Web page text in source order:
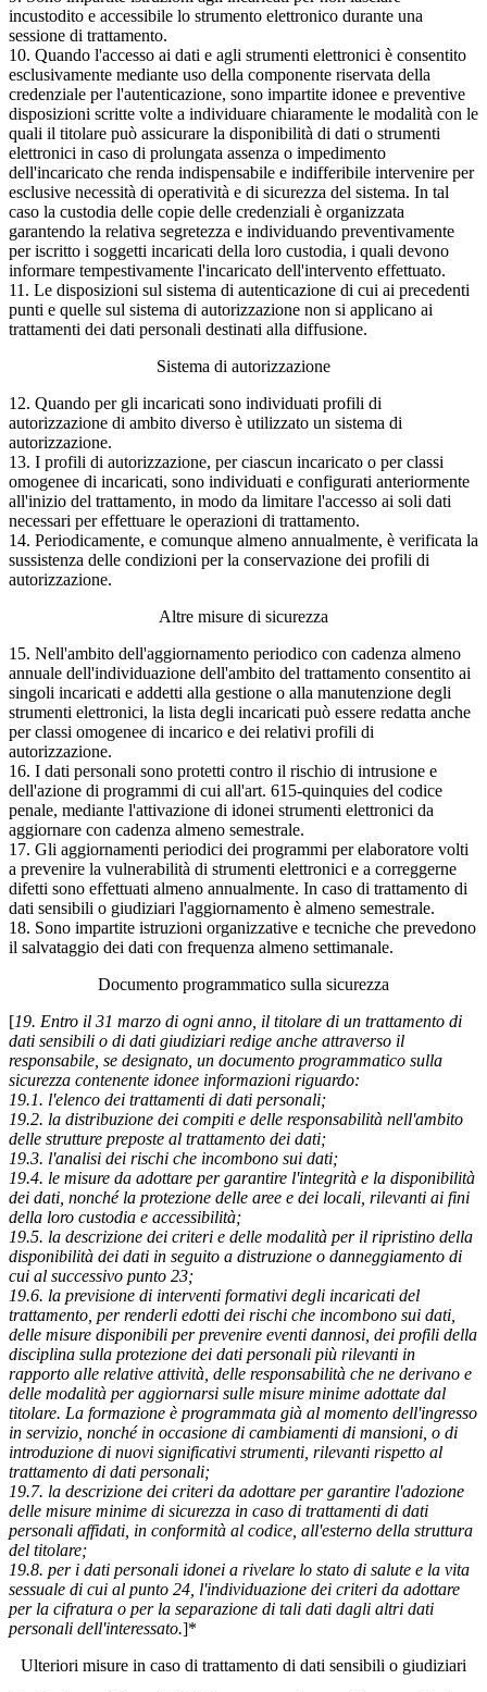
incustodito e accessibile lo strumento elettronico durante una
sessione di trattamento.
10. Quando l'accesso ai dati e agli strumenti elettronici è consentito
esclusivamente mediante uso della componente riservata della
credenziale per l'autenticazione, sono impartite idonee e preventive
disposizioni scritte volte a individuare chiaramente le modalità con le
quali il titolare può assicurare la disponibilità di dati o strumenti
elettronici in caso di prolungata assenza o impedimento
dell'incaricato che renda indispensabile e indifferibile intervenire per
esclusive necessità di operatività e di sicurezza del sistema. In tal
caso la custodia delle copie delle credenziali è organizzata
garantendo la relativa segretezza e individuando preventivamente
per iscritto i soggetti incaricati della loro custodia, i quali devono
informare tempestivamente l'incaricato dell'intervento effettuato.
11. Le disposizioni sul sistema di autenticazione di cui ai precedenti
punti e quelle sul sistema di autorizzazione non si applicano ai
trattamenti dei dati personali destinati alla diffusione.
Sistema di autorizzazione
12. Quando per gli incaricati sono individuati profili di
autorizzazione di ambito diverso è utilizzato un sistema di
autorizzazione.
13. I profili di autorizzazione, per ciascun incaricato o per classi
omogenee di incaricati, sono individuati e configurati anteriormente
all'inizio del trattamento, in modo da limitare l'accesso ai soli dati
necessari per effettuare le operazioni di trattamento.
14. Periodicamente, e comunque almeno annualmente, è verificata la
sussistenza delle condizioni per la conservazione dei profili di
autorizzazione.
Altre misure di sicurezza
15. Nell'ambito dell'aggiornamento periodico con cadenza almeno
annuale dell'individuazione dell'ambito del trattamento consentito ai
singoli incaricati e addetti alla gestione o alla manutenzione degli
strumenti elettronici, la lista degli incaricati può essere redatta anche
per classi omogenee di incarico e dei relativi profili di
autorizzazione.
16. I dati personali sono protetti contro il rischio di intrusione e
dell'azione di programmi di cui all'art. 615-quinquies del codice
penale, mediante l'attivazione di idonei strumenti elettronici da
aggiornare con cadenza almeno semestrale.
17. Gli aggiornamenti periodici dei programmi per elaboratore volti
a prevenire la vulnerabilità di strumenti elettronici e a correggerne
difetti sono effettuati almeno annualmente. In caso di trattamento di
dati sensibili o giudiziari l'aggiornamento è almeno semestrale.
18. Sono impartite istruzioni organizzative e tecniche che prevedono
il salvataggio dei dati con frequenza almeno settimanale.
Documento programmatico sulla sicurezza
[19. Entro il 31 marzo di ogni anno, il titolare di un trattamento di
dati sensibili o di dati giudiziari redige anche attraverso il
responsabile, se designato, un documento programmatico sulla
sicurezza contenente idonee informazioni riguardo:
19.1. l'elenco dei trattamenti di dati personali;
19.2. la distribuzione dei compiti e delle responsabilità nell'ambito
delle strutture preposte al trattamento dei dati;
19.3. l'analisi dei rischi che incombono sui dati;
19.4. le misure da adottare per garantire l'integrità e la disponibilità
dei dati, nonché la protezione delle aree e dei locali, rilevanti ai fini
della loro custodia e accessibilità;
19.5. la descrizione dei criteri e delle modalità per il ripristino della
disponibilità dei dati in seguito a distruzione o danneggiamento di
cui al successivo punto 23;
19.6. la previsione di interventi formativi degli incaricati del
trattamento, per renderli edotti dei rischi che incombono sui dati,
delle misure disponibili per prevenire eventi dannosi, dei profili della
disciplina sulla protezione dei dati personali più rilevanti in
rapporto alle relative attività, delle responsabilità che ne derivano e
delle modalità per aggiornarsi sulle misure minime adottate dal
titolare. La formazione è programmata già al momento dell'ingresso
in servizio, nonché in occasione di cambiamenti di mansioni, o di
introduzione di nuovi significativi strumenti, rilevanti rispetto al
trattamento di dati personali;
19.7. la descrizione dei criteri da adottare per garantire l'adozione
delle misure minime di sicurezza in caso di trattamenti di dati
personali affidati, in conformità al codice, all'esterno della struttura
del titolare;
19.8. per i dati personali idonei a rivelare lo stato di salute e la vita
sessuale di cui al punto 24, l'individuazione dei criteri da adottare
per la cifratura o per la separazione di tali dati dagli altri dati
personali dell'interessato.]*
Ulteriori misure in caso di trattamento di dati sensibili o giudiziari